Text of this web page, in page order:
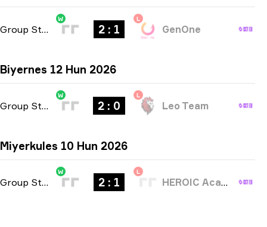
Group Stage -bo3
W
2 : 1
L
GenOne
Biyernes 12 Hun 2026
Group Stage -bo3
W
2 : 0
L
Leo Team
Miyerkules 10 Hun 2026
Group Stage -bo3
W
2 : 1
L
HEROIC Academy